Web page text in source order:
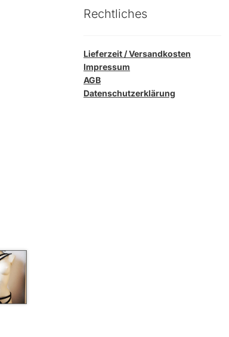
Rechtliches
Lieferzeit / Versandkosten
Impressum
AGB
Datenschutzerklärung